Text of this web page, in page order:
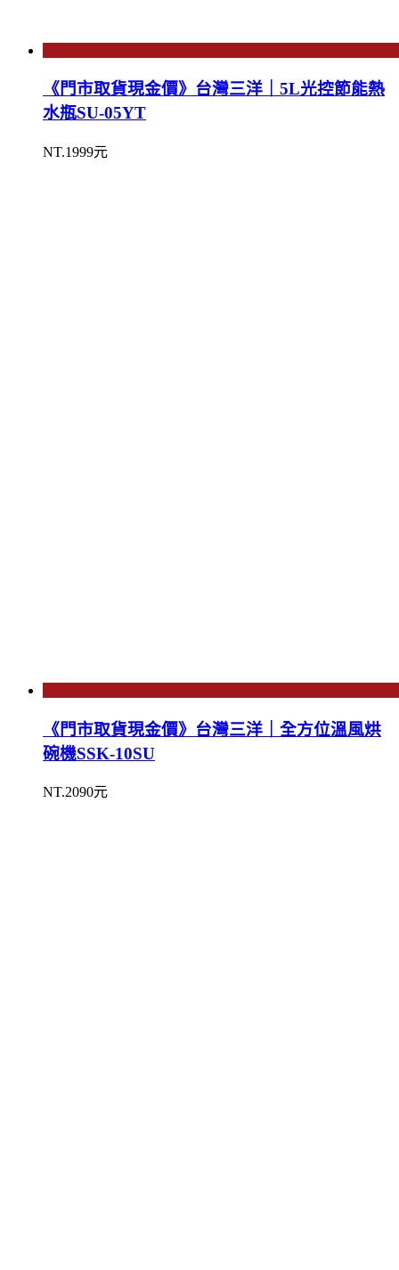
《門市取貨現金價》台灣三洋｜5L光控節能熱
水瓶SU-05YT
NT.1999元
《門市取貨現金價》台灣三洋｜全方位溫風烘
碗機SSK-10SU
NT.2090元